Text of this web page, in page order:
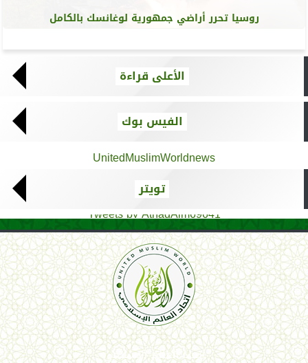
روسيا تحرر أراضي جمهورية لوغانسك بالكامل
الأعلى قراءة
الفيس بوك
UnitedMuslimWorldnews
تويتر
Tweets by AthadAlm69641
اتحاد العالم الإسلامي